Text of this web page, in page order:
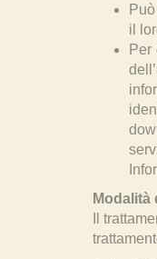
il
Modalità
Il